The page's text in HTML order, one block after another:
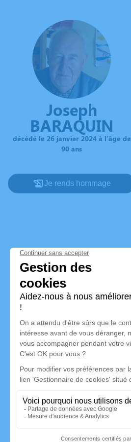
Joseph
BARAQUIN
décédé le 26 janvier 2024 à l'âge de
90 ans
Je rends hommage